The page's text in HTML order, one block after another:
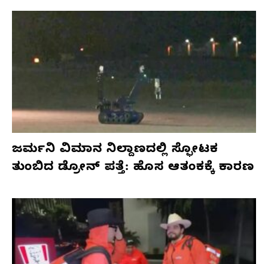
ಜರ್ಮನಿ ವಿಮಾನ ನಿಲ್ದಾಣದಲ್ಲಿ ಸ್ಫೋಟಕ
ತುಂಬಿದ ಡ್ರೋನ್ ಪತ್ತೆ: ಹೊಸ ಆತಂಕಕ್ಕೆ ಕಾರಣ